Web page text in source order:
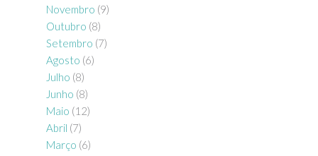
Novembro (9)
Outubro (8)
Setembro (7)
Agosto (6)
Julho (8)
Junho (8)
Maio (12)
Abril (7)
Março (6)